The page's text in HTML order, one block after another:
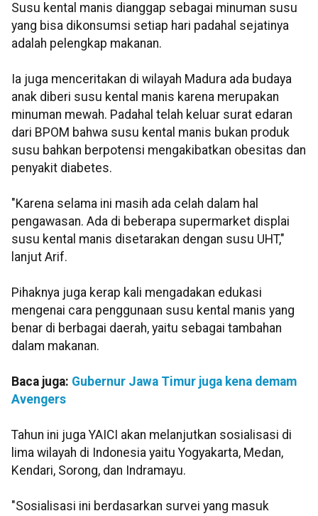
Susu kental manis dianggap sebagai minuman susu
yang bisa dikonsumsi setiap hari padahal sejatinya
adalah pelengkap makanan.
Ia juga menceritakan di wilayah Madura ada budaya
anak diberi susu kental manis karena merupakan
minuman mewah. Padahal telah keluar surat edaran
dari BPOM bahwa susu kental manis bukan produk
susu bahkan berpotensi mengakibatkan obesitas dan
penyakit diabetes.
"Karena selama ini masih ada celah dalam hal
pengawasan. Ada di beberapa supermarket displai
susu kental manis disetarakan dengan susu UHT,"
lanjut Arif.
Pihaknya juga kerap kali mengadakan edukasi
mengenai cara penggunaan susu kental manis yang
benar di berbagai daerah, yaitu sebagai tambahan
dalam makanan.
Baca juga: Gubernur Jawa Timur juga kena demam
Avengers
Tahun ini juga YAICI akan melanjutkan sosialisasi di
lima wilayah di Indonesia yaitu Yogyakarta, Medan,
Kendari, Sorong, dan Indramayu.
"Sosialisasi ini berdasarkan survei yang masuk